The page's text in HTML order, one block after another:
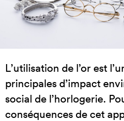
L’utilisation de l’or est
principales d’impact
social de l’horlogerie.
conséquences de cet